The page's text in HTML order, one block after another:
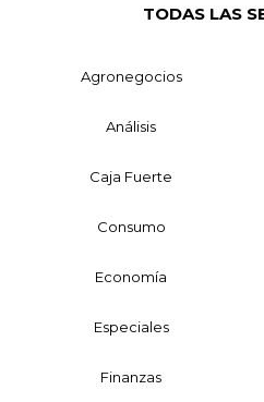
TODAS LAS
Agronegocios
Análisis
Caja Fuerte
Consumo
Economía
Especiales
Finanzas